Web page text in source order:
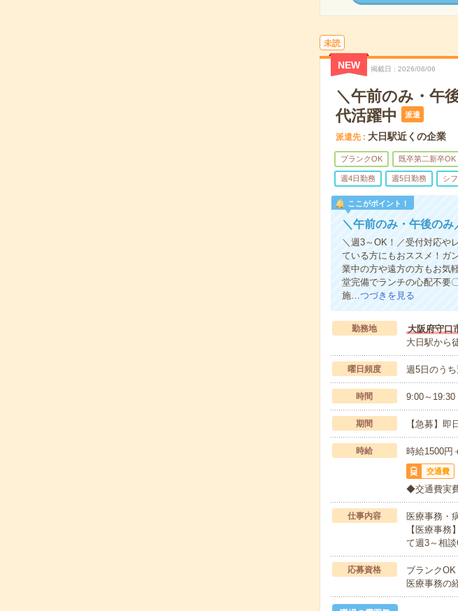
未読
NEW 掲載日 2026/08/06
＼午前のみ・午
代活躍中
派遣
派遣先 大日駅近くの企業
ブランクOK 既卒第二新卒OK
週4日勤務 週5日勤務 シフ
ここがポイント！
＼午前のみ・午後の
＼週3～OK！／受付対応や
ている方にもおススメ！ガ
業中の方や遠方の方もお気
堂完備でランチの心配不要
施…つづきを見る
勤務地
大阪府守口
大日駅から
曜日頻度 週5日のうち
時間 9:00～19:30
期間 【急募】
時給 時給1500円
交通費
◆交通費実
仕事内容
医療事務・
【医療事
て週3～相
応募資格
ブランク
医療事務の